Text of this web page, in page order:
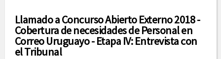
Llamado a Concurso Abierto Externo 2018 -
Cobertura de necesidades de Personal en
Correo Uruguayo - Etapa IV: Entrevista con
el Tribunal